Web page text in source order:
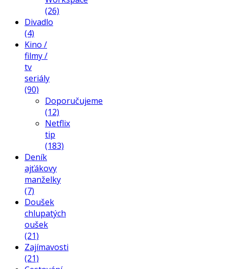
(26)
Divadlo
(4)
Kino /
filmy /
tv
seriály
(90)
Doporučujeme
(12)
Netflix
tip
(183)
Deník
ajťákovy
manželky
(7)
Doušek
chlupatých
oušek
(21)
Zajímavosti
(21)